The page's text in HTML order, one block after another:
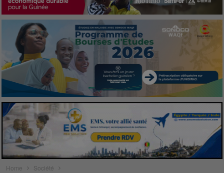
Home Société